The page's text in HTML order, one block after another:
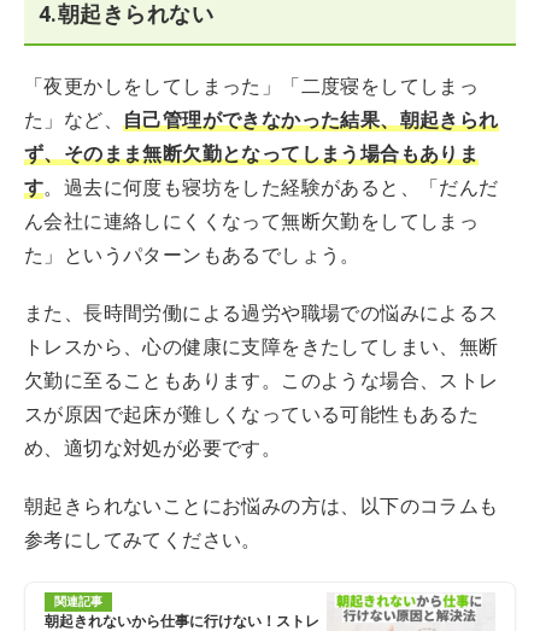
4.朝起きられない
「夜更かしをしてしまった」「二度寝をしてしまっ
た」など、 自己管理ができなかった結果、朝起きられ
ず、そのまま無断欠勤となってしまう場合もありま
す。過去に何度も寝坊をした経験があると、「だんだ
ん会社に連絡しにくくなって無断欠勤をしてしまっ
た」というパターンもあるでしょう。
また、長時間労働による過労や職場での悩みによるス
トレスから、心の健康に支障をきたしてしまい、無断
欠勤に至ることもあります。このような場合、ストレ
スが原因で起床が難しくなっている可能性もあるた
め、適切な対処が必要です。
朝起きられないことにお悩みの方は、以下のコラムも
参考にしてみてください。
関連記事
朝起きれないから仕事に行けない！ストレ